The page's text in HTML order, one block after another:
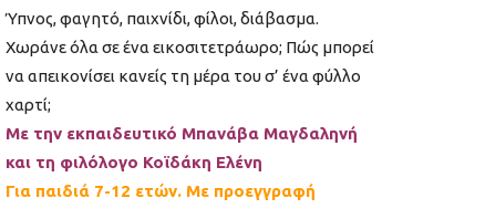
Ύπνος, φαγητό, παιχνίδι, φίλοι, διάβασμα.
Χωράνε όλα σε ένα εικοσιτετράωρο; Πώς μπορεί
να απεικονίσει κανείς τη μέρα του σ’ ένα φύλλο
χαρτί;
Με την εκπαιδευτικό Μπανάβα Μαγδαληνή
και τη φιλόλογο Κοϊδάκη Ελένη
Για παιδιά 7-12 ετών. Με προεγγραφή